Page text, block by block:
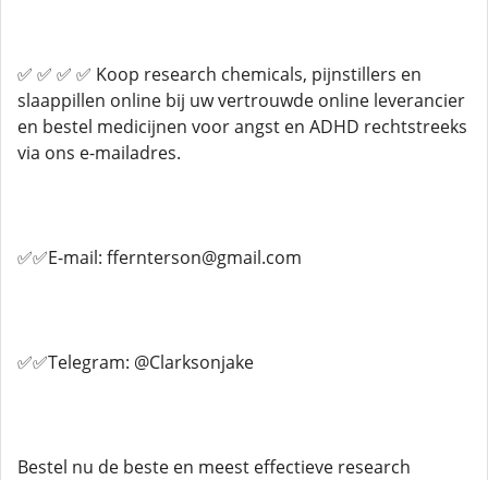
✅ ✅ ✅ ✅ Koop research chemicals, pijnstillers en
slaappillen online bij uw vertrouwde online leverancier
en bestel medicijnen voor angst en ADHD rechtstreeks
via ons e-mailadres.
✅✅E-mail: ffernterson@gmail.com
✅✅Telegram: @Clarksonjake
Bestel nu de beste en meest effectieve research